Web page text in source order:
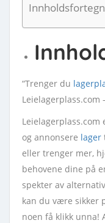
“Trenger du
Leielagerplass.com
og annonsere lager
eller trenger mer,
behovene dine på
spekter av
kan du være sikker
noen få klikk unna!